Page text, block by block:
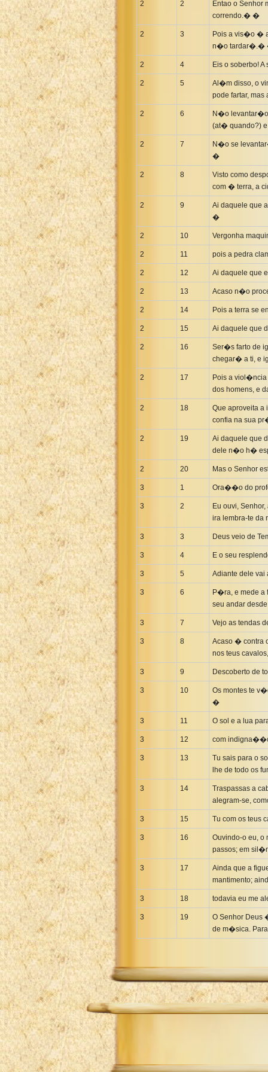
Portuguese Bible
Romanian Cornilescu Bible
Russian Synodal 1876 Bible
Russian Synodal Bible KOI8
Russian Synodal Bible Win-1251
Shuar New Testament
Spanish Sag. Escrituras 1569
Swedish 1917 Bible
Tagalog 1905
Turkish Bible
Ukrainian Bible
Uma New Testament
Vietnamese 1934 Bible
Xhosa Bible
2 2
Entao o Senhor
correndo.� �
2 3
Pois a vis�o �
n�o tardar�.�
2 4 Eis o soberbo!
2 5
Al�m disso, o
pode fartar,
2 6
N�o
(at� quando?)
2 7
N�o se
�
2 8
Visto como
com � terra, a
2 9
Ai daquele que
�
2 10 Vergonha
2 11 pois a pedra
2 12 Ai daquele que
2 13 Acaso n�o
2 14 Pois a terra se
2 15 Ai daquele que
2 16
Ser�s farto de
chegar� a ti, e
2 17
Pois a
dos homens, e
2 18
Que aproveita
confia na sua
2 19
Ai daquele que
dele n�o h�
2 20 Mas o Senhor
3 1 Ora��o do
3 2
Eu ouvi,
ira lembra-te
3 3 Deus veio de
3 4 E o seu
3 5 Adiante dele
3 6
P�ra, e mede a
seu andar
3 7 Vejo as tendas
3 8
Acaso � contra
nos teus
3 9 Descoberto de
3 10
Os montes te
�
3 11 O sol e a lua
3 12 com
3 13
Tu sais para o
lhe de todo os
3 14
Traspassas a
alegram-se,
3 15 Tu com os teus
3 16
Ouvindo-o eu, o
passos; em
3 17
Ainda que a
mantimento;
3 18 todavia eu me
3 19
O Senhor Deus
de m�sica.